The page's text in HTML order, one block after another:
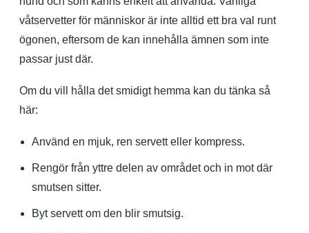
våtservetter för människor är inte alltid ett bra val runt
ögonen, eftersom de kan innehålla ämnen som inte
passar just där.
Om du vill hålla det smidigt hemma kan du tänka så
här:
Använd en mjuk, ren servett eller kompress.
Rengör från yttre delen av området och in mot där
smutsen sitter.
Byt servett om den blir smutsig.